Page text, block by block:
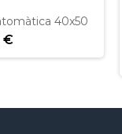
40x50
€